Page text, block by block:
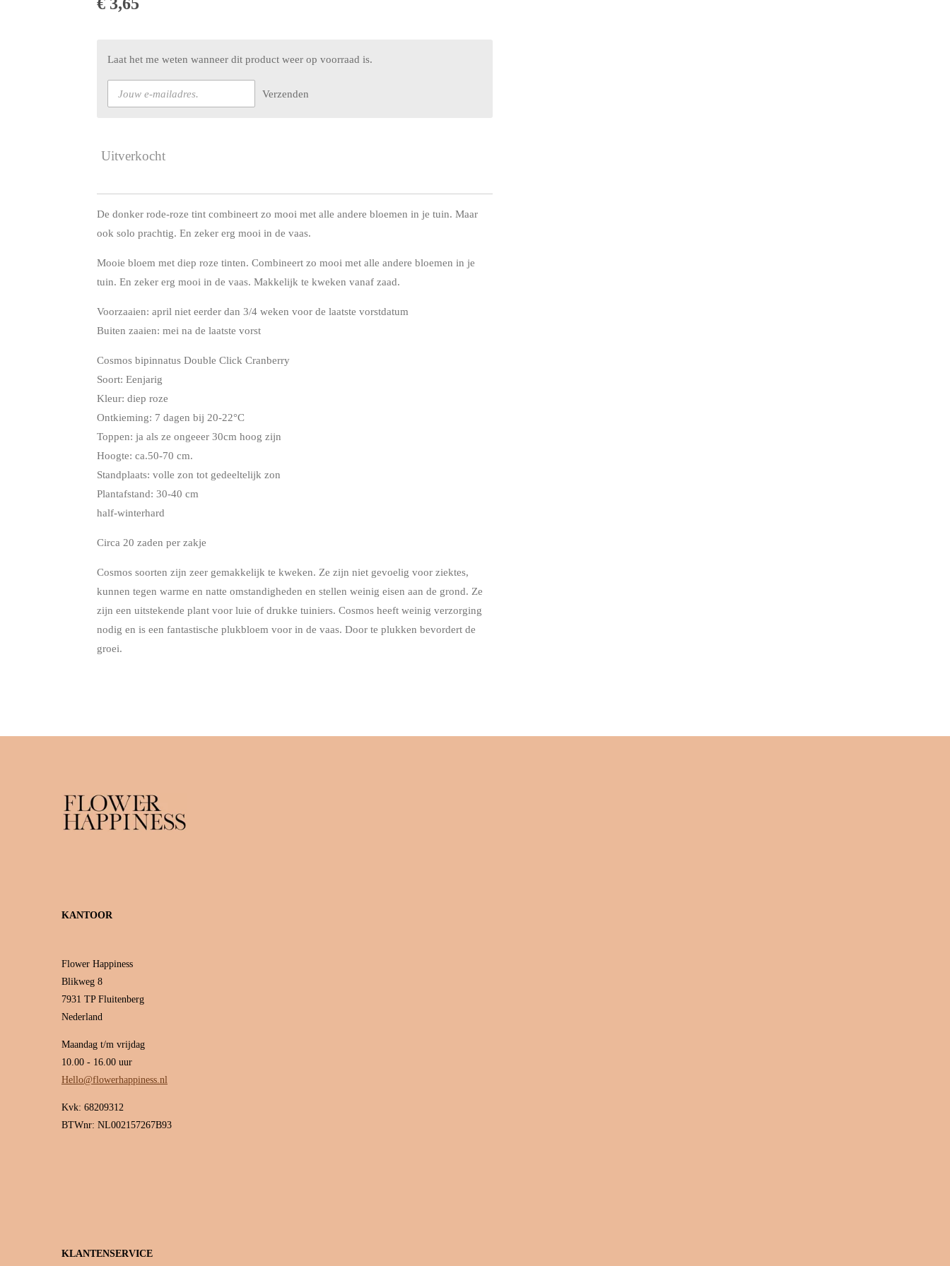
Laat het me weten wanneer dit product weer op voorraad is.
Verzenden
Uitverkocht
De donker rode-roze tint combineert zo mooi met alle andere bloemen in je tuin. Maar
ook solo prachtig. En zeker erg mooi in de vaas.
Mooie bloem met diep roze tinten. Combineert zo mooi met alle andere bloemen in je
tuin. En zeker erg mooi in de vaas. Makkelijk te kweken vanaf zaad.
Voorzaaien: april niet eerder dan 3/4 weken voor de laatste vorstdatum
Buiten zaaien: mei na de laatste vorst
Cosmos bipinnatus Double Click Cranberry
Soort: Eenjarig
Kleur: diep roze
Ontkieming: 7 dagen bij 20-22°C
Toppen: ja als ze ongeeer 30cm hoog zijn
Hoogte: ca.50-70 cm.
Standplaats: volle zon tot gedeeltelijk zon
Plantafstand: 30-40 cm
half-winterhard
Circa 20 zaden per zakje
Cosmos soorten zijn zeer gemakkelijk te kweken. Ze zijn niet gevoelig voor ziektes,
kunnen tegen warme en natte omstandigheden en stellen weinig eisen aan de grond. Ze
zijn een uitstekende plant voor luie of drukke tuiniers. Cosmos heeft weinig verzorging
nodig en is een fantastische plukbloem voor in de vaas. Door te plukken bevordert de
groei.
KANTOOR
Flower Happiness
Blikweg 8
7931 TP Fluitenberg
Nederland
Maandag t/m vrijdag
10.00 - 16.00 uur
Hello@flowerhappiness.nl
Kvk: 68209312
BTWnr: NL002157267B93
KLANTENSERVICE